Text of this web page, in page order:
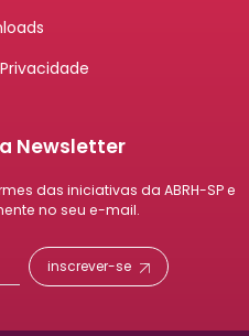
Newsletter
das iniciativas da ABRH-SP e
no seu e-mail.
inscrever-se